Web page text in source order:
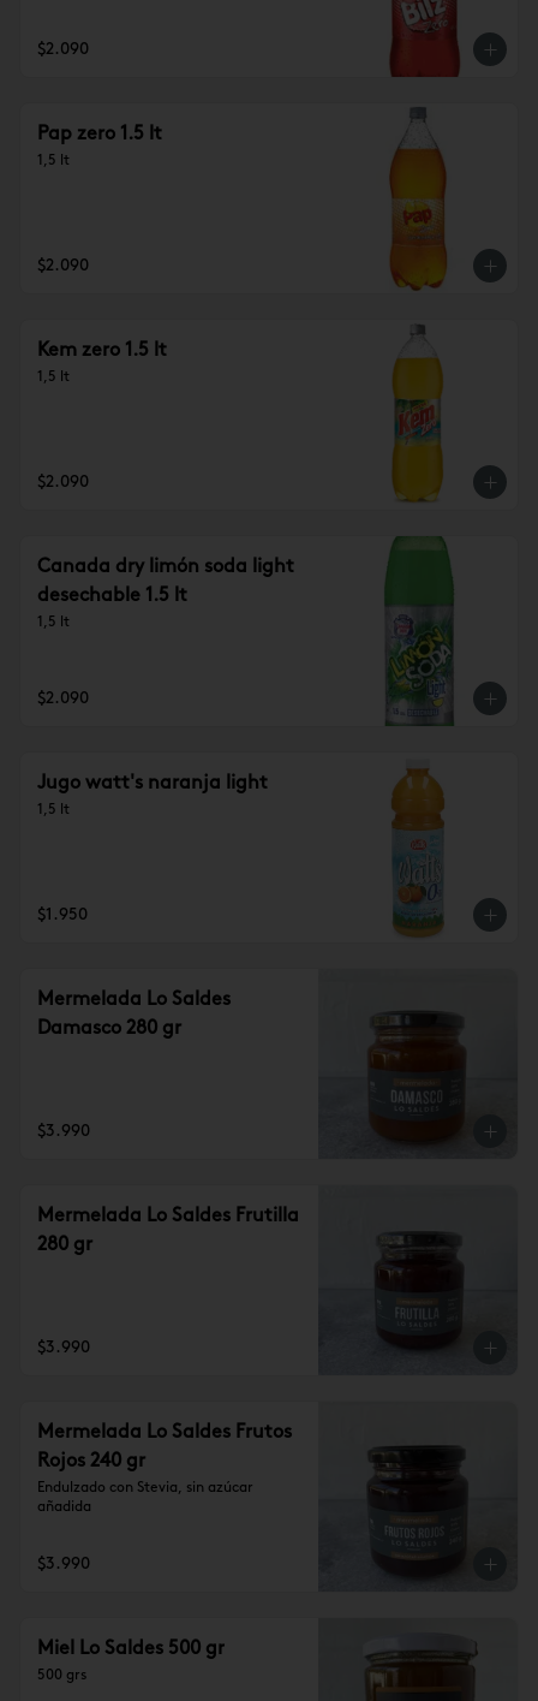
$2.090
Pap zero 1.5 lt
1,5 lt
$2.090
Kem zero 1.5 lt
1,5 lt
$2.090
Canada dry limón soda light
desechable 1.5 lt
1,5 lt
$2.090
Jugo watt's naranja light
1,5 lt
$1.950
Mermelada Lo Saldes
Damasco 280 gr
$3.990
Mermelada Lo Saldes Frutilla
280 gr
$3.990
Mermelada Lo Saldes Frutos
Rojos 240 gr
Endulzado con Stevia, sin azúcar
añadida
$3.990
Miel Lo Saldes 500 gr
500 grs